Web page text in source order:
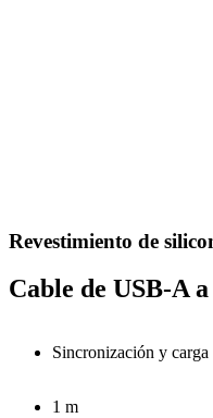
Revestimiento de
Cable de USB-A
Sincronización y carga
1 m